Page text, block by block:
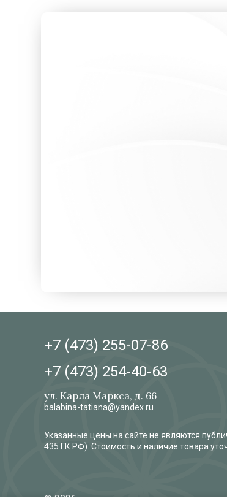
+7 (473) 255-07-86
+7 (473) 254-40-63
ул. Карла Маркса, д. 66
balabina-tatiana@yandex.ru
Указанные цены на сайте не являются
435 ГК РФ). Стоимость и наличие товара
© 2026